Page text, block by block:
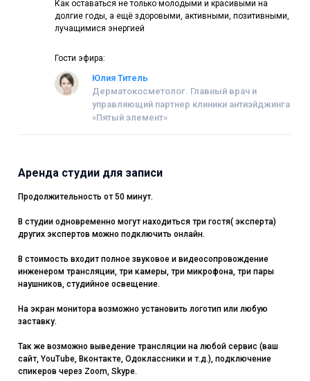
Как оставаться не только молодыми и красивыми на
долгие годы, а ещё здоровыми, активными, позитивными,
лучащимися энергией
Гости эфира:
Юлия Титель
Дерматокосметолог. Главный врач и
управляющий партнер клиники антиэйджинга
«Пятый элемент»
Аренда студии для записи
Продолжительность от 50 минут.
В студии одновременно могут находиться три гостя( эксперта)
других экспертов можно подключить онлайн.
В стоимость входит полное звуковое и видеосопровождение
инженером трансляции, три камеры, три микрофона, три пары
наушников, студийное освещение.
На экран монитора возможно установить логотип или любую
заставку.
Так же возможно выведение трансляции на любой сервис (ваш
сайт, YouTube, Вконтакте, Одоклассники и т.д.), подключение
спикеров через Zoom, Skype.